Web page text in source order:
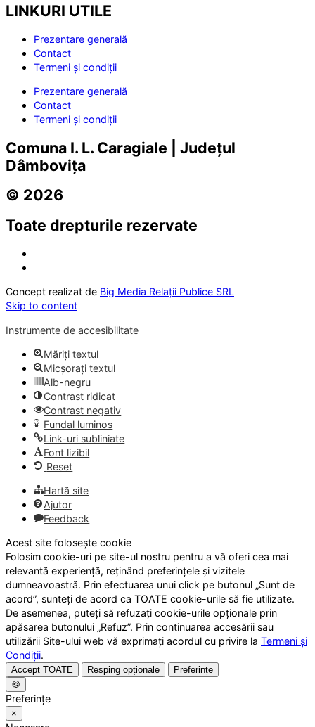
LINKURI UTILE
Prezentare generală
Contact
Termeni și condiții
Prezentare generală
Contact
Termeni și condiții
Comuna I. L. Caragiale | Județul
Dâmbovița
© 2026
Toate drepturile rezervate
Concept realizat de Big Media Relații Publice SRL
Skip to content
Instrumente de accesibilitate
Măriți textul
Micșorați textul
Alb-negru
Contrast ridicat
Contrast negativ
Fundal luminos
Link-uri subliniate
Font lizibil
Reset
Hartă site
Ajutor
Feedback
Acest site folosește cookie
Folosim cookie-uri pe site-ul nostru pentru a vă oferi cea mai
relevantă experiență, reținând preferințele și vizitele
dumneavoastră. Prin efectuarea unui click pe butonul „Sunt de
acord”, sunteți de acord ca TOATE cookie-urile să fie utilizate.
De asemenea, puteți să refuzați cookie-urile opționale prin
apăsarea butonului „Refuz”. Prin continuarea accesării sau
utilizării Site-ului web vă exprimați acordul cu privire la Termeni și
Condiții.
Accept TOATE Resping opționale
Preferințe
🍪
Preferințe
×